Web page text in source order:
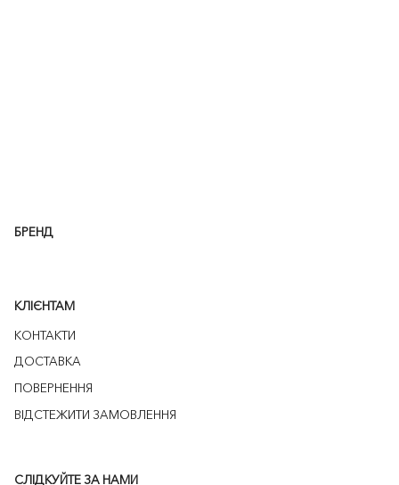
БРЕНД
КЛІЄНТАМ
КОНТАКТИ
ДОСТАВКА
ПОВЕРНЕННЯ
ВІДСТЕЖИТИ ЗАМОВЛЕННЯ
СЛІДКУЙТЕ ЗА НАМИ